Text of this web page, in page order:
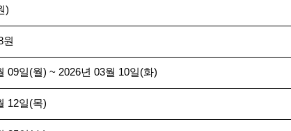
)
원
09일(월) ~ 2026년 03월 10일(화)
12일(목)